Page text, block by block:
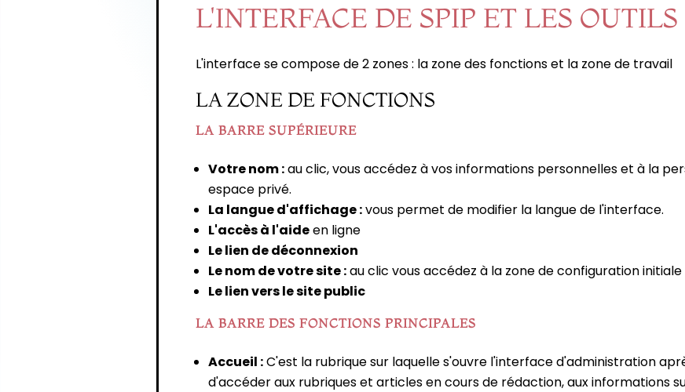
L'INTERFACE DE SPIP ET LES OUTILS
L'interface se compose de 2 zones : la zone des fonctions et la zone de travail
LA ZONE DE FONCTIONS
LA BARRE SUPÉRIEURE
Votre nom :au clic, vous accédez à vos informations personnelles et à la
espace privé.
La langue d'affichage :vous permet de modifier la langue de l'interface.
L'accès à l'aideen ligne
Le lien de déconnexion
Le nom de votre site :au clic vous accédez à la zone de configuration
Le lien vers le site public
LA BARRE DES FONCTIONS PRINCIPALES
Accueil :C'est la rubrique sur laquelle s'ouvre l'interface d'administration
d'accéder aux rubriques et articles en cours de rédaction, aux informations